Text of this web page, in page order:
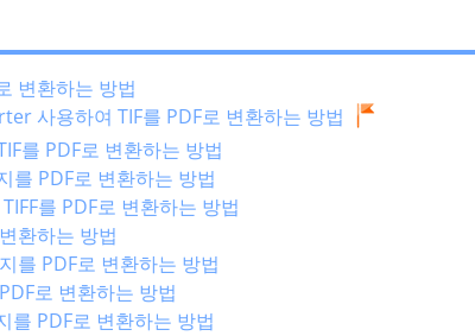
변환하는 방법
사용하여 TIF를 PDF로 변환하는 방법
를 PDF로 변환하는 방법
를 PDF로 변환하는 방법
를 PDF로 변환하는 방법
환하는 방법
를 PDF로 변환하는 방법
로 변환하는 방법
를 PDF로 변환하는 방법